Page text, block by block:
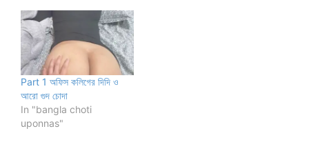
Part 1 অফিস কলিগের দিদি ও
আরো গুদ চোদা
In "bangla choti
uponnas"